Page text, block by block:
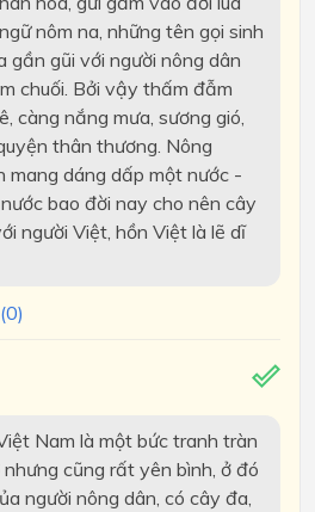
nôm na, những tên gọi sinh
gần gũi với người nông dân
chuối. Bởi vậy thấm đẫm
càng nắng mưa, sương gió,
thân thương. Nông
mang dáng dấp một nước -
bao đời nay cho nên cây
người Việt, hồn Việt là lẽ dĩ
Nam là một bức tranh tràn
cũng rất yên bình, ở đó
người nông dân, có cây đa,